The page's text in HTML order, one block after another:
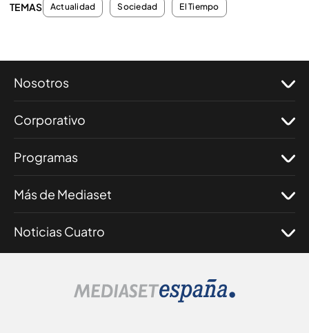
TEMAS Actualidad Sociedad El Tiempo
Nosotros
Corporativo
Programas
Más de Mediaset
Noticias Cuatro